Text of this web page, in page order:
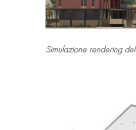
Simulazione rendering